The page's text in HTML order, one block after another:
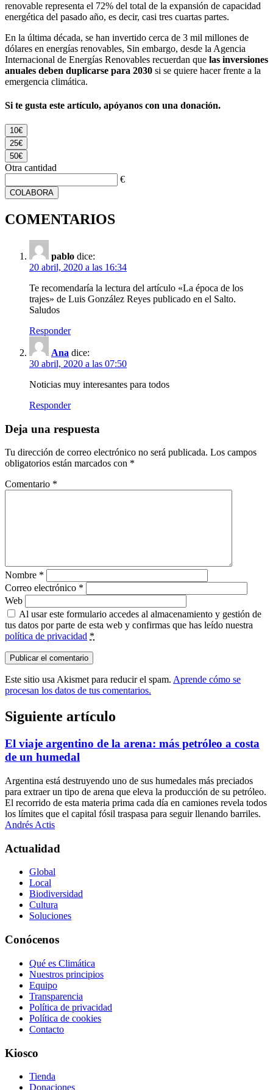
renovable representa el 72% del total de la expansión de capacidad
energética del pasado año, es decir, casi tres cuartas partes.
En la última década, se han invertido cerca de 3 mil millones de
dólares en energías renovables, Sin embargo, desde la Agencia
Internacional de Energías Renovables recuerdan que las inversiones
anuales deben duplicarse para 2030 si se quiere hacer frente a la
emergencia climática.
Si te gusta este artículo, apóyanos con una donación.
10€
25€
50€
Otra cantidad
€
COLABORA
COMENTARIOS
pablo dice:
20 abril, 2020 a las 16:34
Te recomendaría la lectura del artículo «La época de los
trajes» de Luis González Reyes publicado en el Salto.
Saludos
Responder
Ana dice:
30 abril, 2020 a las 07:50
Noticias muy interesantes para todos
Responder
Deja una respuesta
Tu dirección de correo electrónico no será publicada. Los campos
obligatorios están marcados con *
Comentario *
Nombre *
Correo electrónico *
Web
Al usar este formulario accedes al almacenamiento y gestión de
tus datos por parte de esta web y confirmas que has leído nuestra
política de privacidad *
Este sitio usa Akismet para reducir el spam. Aprende cómo se
procesan los datos de tus comentarios.
Siguiente artículo
El viaje argentino de la arena: más petróleo a costa
de un humedal
Argentina está destruyendo uno de sus humedales más preciados
para extraer un tipo de arena que eleva la producción de su petróleo.
El recorrido de esta materia prima cada día en camiones revela todos
los límites que el capital fósil traspasa para seguir llenando barriles.
Andrés Actis
Actualidad
Global
Local
Biodiversidad
Cultura
Soluciones
Conócenos
Qué es Climática
Nuestros principios
Equipo
Transparencia
Política de privacidad
Política de cookies
Contacto
Kiosco
Tienda
Donaciones